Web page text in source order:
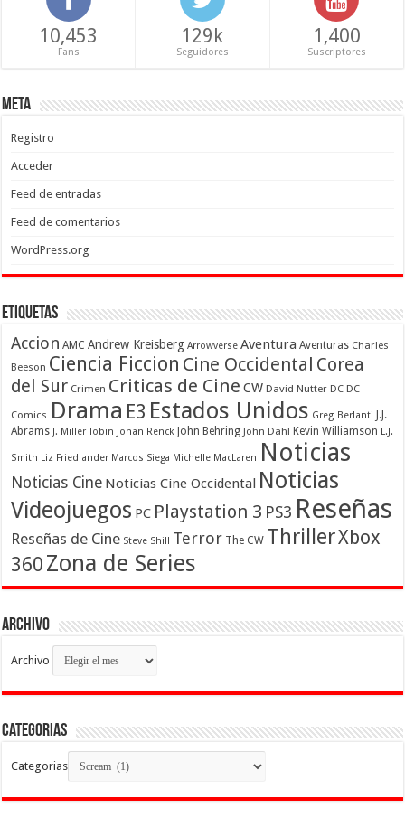
10,453
Fans
129k
Seguidores
1,400
Suscriptores
Meta
Registro
Acceder
Feed de entradas
Feed de comentarios
WordPress.org
Etiquetas
Accion AMC Andrew Kreisberg Arrowverse Aventura Aventuras Charles
Beeson Ciencia Ficcion Cine Occidental Corea
del Sur Crimen Criticas de Cine CW David Nutter DC DC
Comics Drama E3 Estados Unidos Greg Berlanti
J.J.
Abrams J. Miller Tobin Johan Renck John Behring John Dahl Kevin Williamson L.J.
Smith Liz Friedlander Marcos Siega Michelle MacLaren Noticias
Noticias Cine Noticias Cine Occidental Noticias
Videojuegos PC Playstation 3 PS3 Reseñas
Reseñas de Cine Steve Shill Terror The CW ThrillerXbox
360 Zona de Series
Archivo
Archivo
Categorias
Categorias